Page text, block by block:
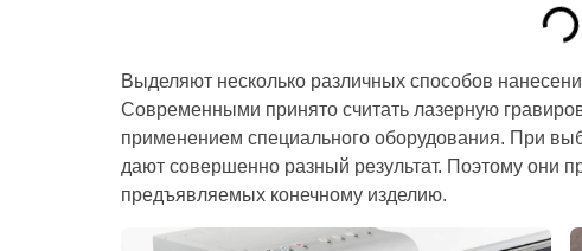
Выделяют несколько различных способов
Современными принято считать лазерную
применением специального оборудования. При
дают совершенно разный результат. Поэтому они
предъявляемых конечному изделию.